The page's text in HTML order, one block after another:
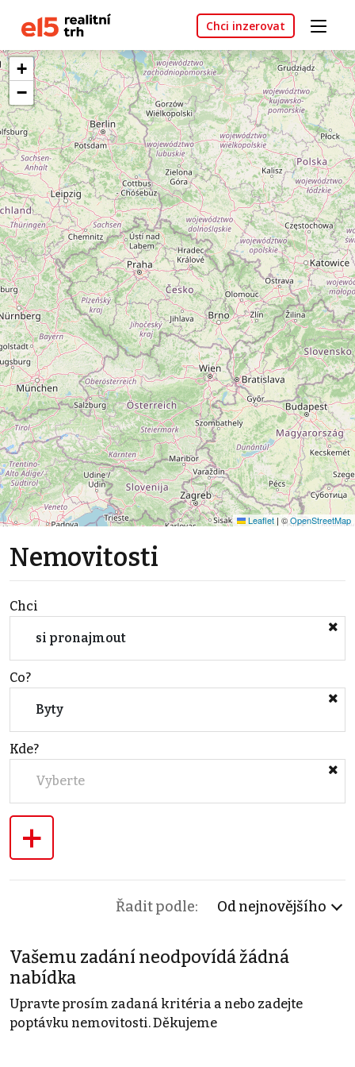
Chci inzerovat
+
−
Leaflet | ©OpenStreetMap
Nemovitosti
Chci
si pronajmout
Co?
Byty
Kde?
Vyberte
+
Řadit podle: Od nejnovějšího
Vašemu zadání neodpovídá žádná
nabídka
Upravte prosím zadaná kritéria a nebo zadejte
poptávku nemovitosti. Děkujeme